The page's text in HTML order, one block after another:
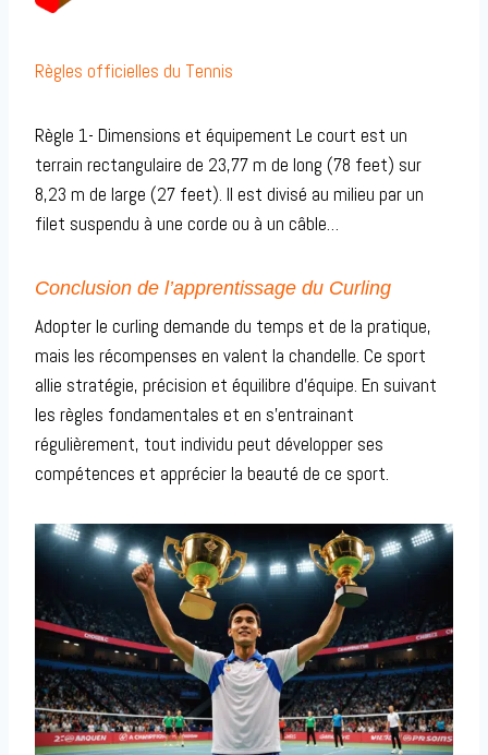
Règles officielles du Tennis
Règle 1- Dimensions et équipement Le court est un
terrain rectangulaire de 23,77 m de long (78 feet) sur
8,23 m de large (27 feet). Il est divisé au milieu par un
filet suspendu à une corde ou à un câble…
Conclusion de l’apprentissage du Curling
Adopter le curling demande du temps et de la pratique,
mais les récompenses en valent la chandelle. Ce sport
allie stratégie, précision et équilibre d’équipe. En suivant
les règles fondamentales et en s’entrainant
régulièrement, tout individu peut développer ses
compétences et apprécier la beauté de ce sport.